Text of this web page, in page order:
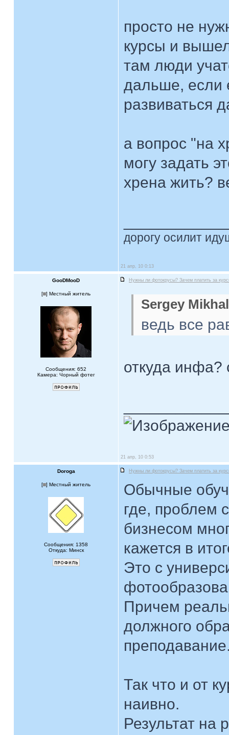
просто не
курсы и
там люди
дальше, если
развиваться
а вопрос "на
могу задать
хрена жить?
дорогу осилит
21 апр, 10 0:13
GooDMooD Нужны ли фотокрусы? Зачем платить за
[ ] Местный житель
Сообщения: 652
Камера: Чорный фотег
Sergey
ведь все
откуда инфа?
21 апр, 10 0:53
Doroga Нужны ли фотокрусы? Зачем платить за
[ ] Местный житель
Сообщения: 1358
Откуда: Минск
Обычные
где, проблем
бизнесом
кажется в
Это с
Причем
должного
Так что и от
наивно.
Результат на